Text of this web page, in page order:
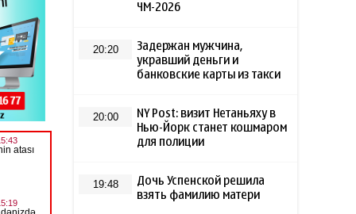
ЧМ-2026
20:20
Задержан мужчина,
укравший деньги и
банковские карты из такси
20:00
NY Post: визит Нетаньяху в
Нью-Йорк станет кошмаром
для полиции
19:48
Дочь Успенской решила
взять фамилию матери